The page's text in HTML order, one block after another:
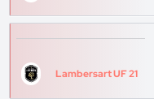
Lambersart UF 21